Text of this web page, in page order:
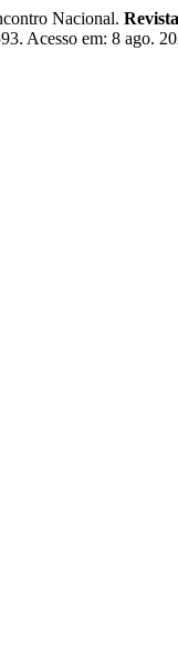
Nacional.
Acesso em: 8 ago.